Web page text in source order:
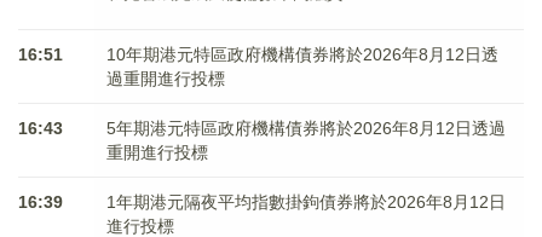
16:51
10年期港元特區政府機構債券將於2026年8月12日透
過重開進行投標
16:43
5年期港元特區政府機構債券將於2026年8月12日透過
重開進行投標
16:39
1年期港元隔夜平均指數掛鉤債券將於2026年8月12日
進行投標